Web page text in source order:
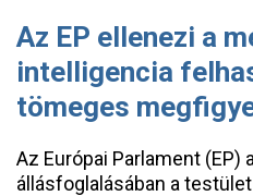
Az EP ellenezi a
intelligencia
tömeges
Az Európai Parlament (EP)
állásfoglalásában a